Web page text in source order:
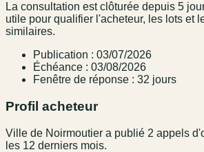
La consultation est clôturée depuis 5
utile pour qualifier l'acheteur, les lots et
similaires.
Publication : 03/07/2026
Échéance : 03/08/2026
Fenêtre de réponse : 32 jours
Profil acheteur
Ville de Noirmoutier a publié 2 appels
les 12 derniers mois.